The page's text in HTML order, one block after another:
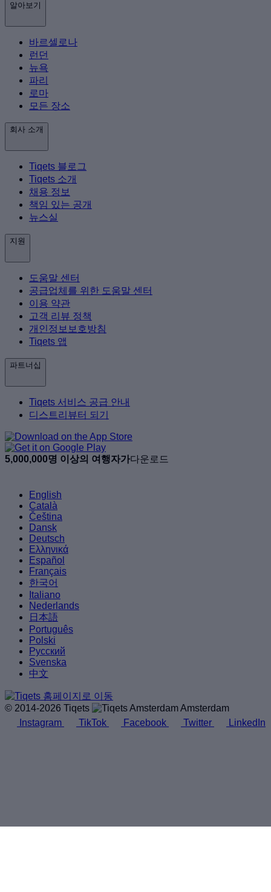
알아보기
바르셀로나
런던
뉴욕
파리
로마
모든 장소
회사 소개
Tiqets 블로그
Tiqets 소개
채용 정보
책임 있는 공개
뉴스실
지원
도움말 센터
공급업체를 위한 도움말 센터
이용 약관
고객 리뷰 정책
개인정보보호방침
Tiqets 앱
파트너십
Tiqets 서비스 공급 안내
디스트리뷰터 되기
5,000,000명 이상의 여행자가다운로드
English
Català
Čeština
Dansk
Deutsch
Ελληνικά
Español
Français
한국어
Italiano
Nederlands
日本語
Português
Polski
Русский
Svenska
中文
© 2014-2026 Tiqets
Amsterdam
Instagram
TikTok Facebook Twitter LinkedIn